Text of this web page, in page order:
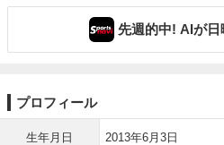
先週的中! AIが日
プロフィール
生年月日 2013年6月3日